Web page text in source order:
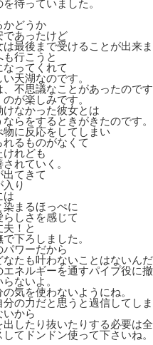
待っていました。
かどうか
であったけど
最後まで受けることが出来ま
行こうと
なってくれて
天湖なのです。
、不思議なことがあったので
が楽しみです。
けなかった彼女とは
ならをするときがきたのです。
物に反応をしてしまい
るものがなくて
けれども
れていく。
出てきて
り
は
まるほっぺに
らしさを感じて
夫！と
下ろしました。
ワーだから
たも叶わないことはないんだ
エネルギーを通すパイプ役に
ないよ。
気を使わないようにね。
の力だと思うと過信してしま
いから
出したり抜いたりする必要は
してドンドン使って下さいね。